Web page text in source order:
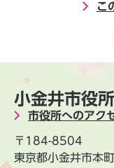
こ
小金井市役所
市役所へのアク
〒184-8504
東京都小金井市本